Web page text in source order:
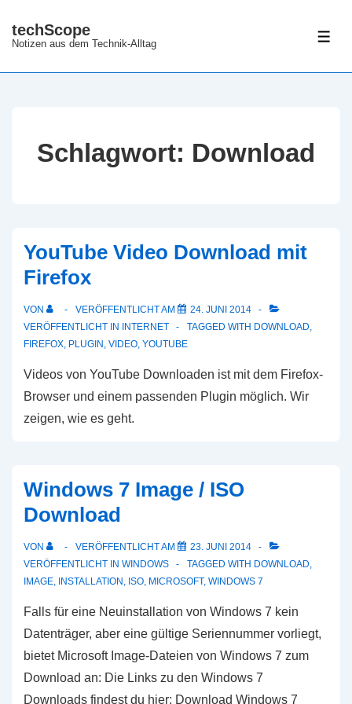
ZumtechScope
Notizen aus dem Technik-Alltag
Schlagwort: Download
YouTube Video Download mit
Firefox
VON VERÖFFENTLICHT AM
24. JUNI 2014
VERÖFFENTLICHT IN
INTERNET TAGGED WITH DOWNLOAD,
FIREFOX, PLUGIN , VIDEO, YOUTUBE
Videos von YouTube Downloaden ist mit dem Firefox-
Browser und einem passenden Plugin möglich. Wir
zeigen, wie es geht.
Windows 7 Image / ISO
Download
VON VERÖFFENTLICHT AM
23. JUNI 2014
VERÖFFENTLICHT IN WINDOWS TAGGED WITH DOWNLOAD,
IMAGE, INSTALLATION , ISO, MICROSOFT, WINDOWS 7
Falls für eine Neuinstallation von Windows 7 kein
Datenträger, aber eine gültige Seriennummer vorliegt,
bietet Microsoft Image-Dateien von Windows 7 zum
Download an: Die Links zu den Windows 7
Downloads findest du hier: Download Windows 7